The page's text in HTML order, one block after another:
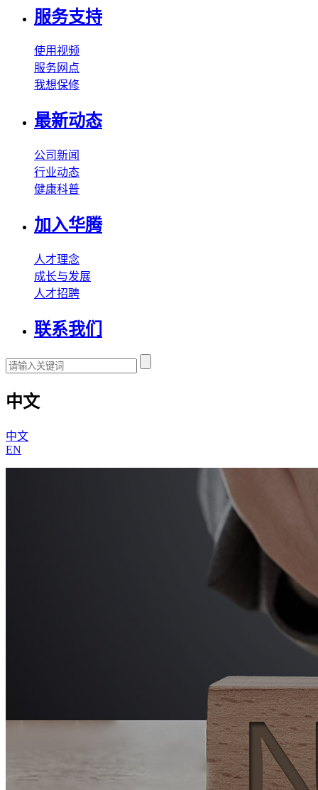
服务支持
使用视频
服务网点
我想保修
最新动态
公司新闻
行业动态
健康科普
加入华腾
人才理念
成长与发展
人才招聘
联系我们
中文
中文
EN